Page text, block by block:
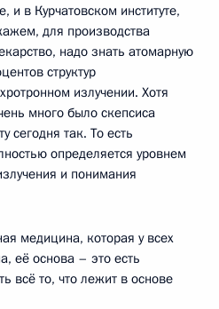
и в Курчатовском институте,
для производства
надо знать атомарную
структур
излучении. Хотя
много было скепсиса
сегодня так. То есть
определяется уровнем
и понимания
медицина, которая у всех
её основа – это есть
всё то, что лежит в основе